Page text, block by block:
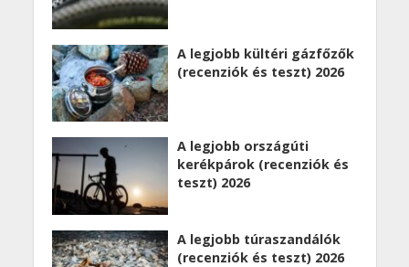
A legjobb kültéri gázfőzők
(recenziók és teszt) 2026
A legjobb országúti
kerékpárok (recenziók és
teszt) 2026
A legjobb túraszandálók
(recenziók és teszt) 2026